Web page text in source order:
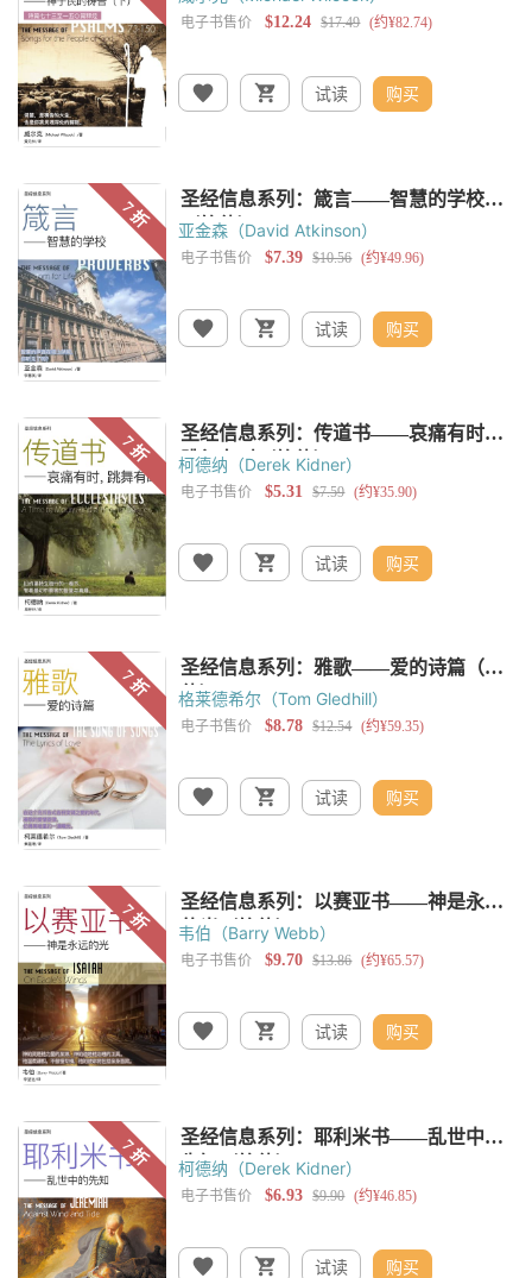
试读 购买
亚金森（David Atkinson）
试读 购买
柯德纳（Derek Kidner）
试读 购买
格莱德希尔（Tom Gledhill）
试读 购买
韦伯（Barry Webb）
试读 购买
柯德纳（Derek Kidner）
试读 购买